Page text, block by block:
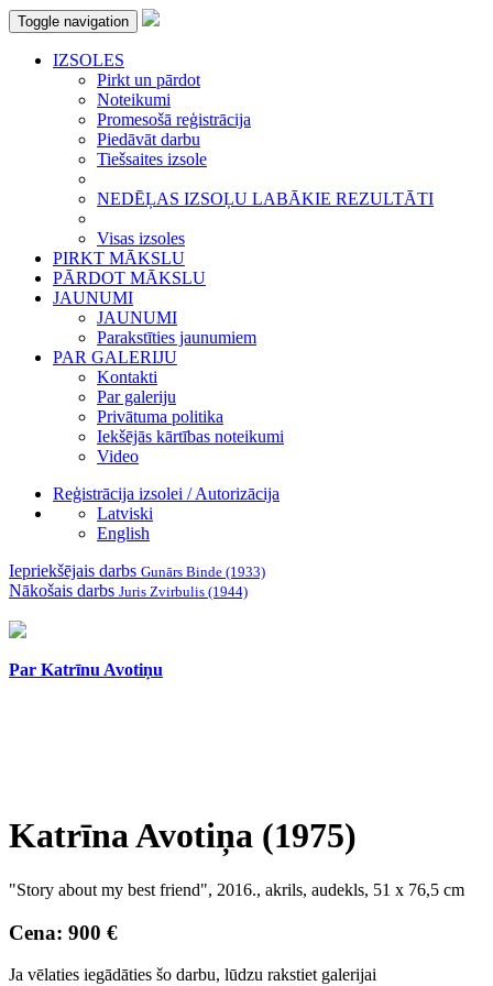
Toggle navigation
IZSOLES
Pirkt un pārdot
Noteikumi
Promesošā reģistrācija
Piedāvāt darbu
Tiešsaites izsole
NEDĒĻAS IZSOĻU LABĀKIE REZULTĀTI
Visas izsoles
PIRKT MĀKSLU
PĀRDOT MĀKSLU
JAUNUMI
JAUNUMI
Parakstīties jaunumiem
PAR GALERIJU
Kontakti
Par galeriju
Privātuma politika
Iekšējās kārtības noteikumi
Video
Reģistrācija izsolei / Autorizācija
Latviski
English
Iepriekšējais darbs Gunārs Binde (1933)
Nākošais darbs Juris Zvirbulis (1944)
Par Katrīnu Avotiņu
Katrīna Avotiņa (1975)
"Story about my best friend", 2016., akrils, audekls, 51 x 76,5 cm
Cena: 900 €
Ja vēlaties iegādāties šo darbu, lūdzu rakstiet galerijai